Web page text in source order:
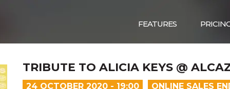
FEATURES
TRIBUTE TO ALICIA KEYS @
24 OCTOBER 2020 - 19:00
ONLINE SALES